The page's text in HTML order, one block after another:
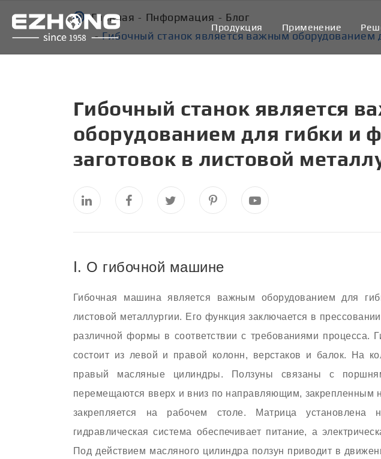
Продукция Применение
Главная Пнформация
Блог
Гибочный станок является важным оборудованием
Гибочный станок является
оборудованием для гибки и
заготовок в листовой
Ⅰ. О гибочной машине
Гибочная машина является важным оборудованием для
листовой металлургии. Его функция заключается в
различной формы в соответствии с требованиями процесса.
состоит из левой и правой колонн, верстаков и балок. На
правый масляные цилиндры. Ползуны связаны с
перемещаются вверх и вниз по направляющим, закрепленным
закрепляется на рабочем столе. Матрица установлена
гидравлическая система обеспечивает питание, а
Под действием масляного цилиндра ползун приводит в